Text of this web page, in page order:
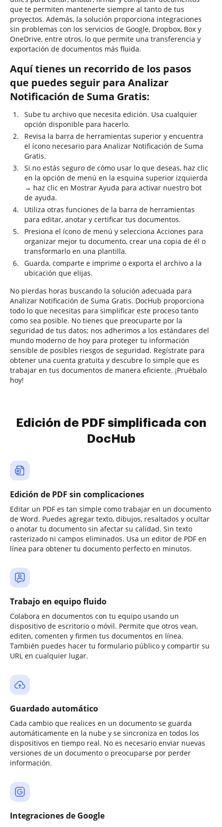
que te permiten mantenerte siempre al tanto de tus
proyectos. Además, la solución proporciona integraciones
sin problemas con los servicios de Google, Dropbox, Box y
OneDrive, entre otros, lo que permite una transferencia y
exportación de documentos más fluida.
Aquí tienes un recorrido de los pasos
que puedes seguir para Analizar
Notificación de Suma Gratis:
Sube tu archivo que necesita edición. Usa cualquier
opción disponible para hacerlo.
Revisa la barra de herramientas superior y encuentra
el ícono necesario para Analizar Notificación de Suma
Gratis.
Si no estás seguro de cómo usar lo que deseas, haz clic
en la opción de menú en la esquina superior izquierda
→ haz clic en Mostrar Ayuda para activar nuestro bot
de ayuda.
Utiliza otras funciones de la barra de herramientas
para editar, anotar y certificar tus documentos.
Presiona el ícono de menú y selecciona Acciones para
organizar mejor tu documento, crear una copia de él o
transformarlo en una plantilla.
Guarda, comparte e imprime o exporta el archivo a la
ubicación que elijas.
No pierdas horas buscando la solución adecuada para
Analizar Notificación de Suma Gratis. DocHub proporciona
todo lo que necesitas para simplificar este proceso tanto
como sea posible. No tienes que preocuparte por la
seguridad de tus datos; nos adherimos a los estándares del
mundo moderno de hoy para proteger tu información
sensible de posibles riesgos de seguridad. Regístrate para
obtener una cuenta gratuita y descubre lo simple que es
trabajar en tus documentos de manera eficiente. ¡Pruébalo
hoy!
Edición de PDF simplificada con
DocHub
Edición de PDF sin complicaciones
Editar un PDF es tan simple como trabajar en un documento
de Word. Puedes agregar texto, dibujos, resaltados y ocultar
o anotar tu documento sin afectar su calidad. Sin texto
rasterizado ni campos eliminados. Usa un editor de PDF en
línea para obtener tu documento perfecto en minutos.
Trabajo en equipo fluido
Colabora en documentos con tu equipo usando un
dispositivo de escritorio o móvil. Permite que otros vean,
editen, comenten y firmen tus documentos en línea.
También puedes hacer tu formulario público y compartir su
URL en cualquier lugar.
Guardado automático
Cada cambio que realices en un documento se guarda
automáticamente en la nube y se sincroniza en todos los
dispositivos en tiempo real. No es necesario enviar nuevas
versiones de un documento o preocuparse por perder
información.
Integraciones de Google